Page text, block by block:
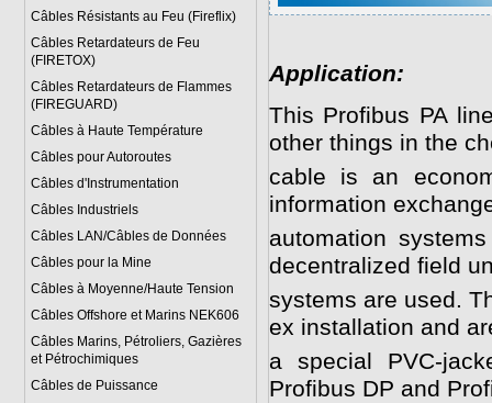
Câbles Résistants au Feu (Fireflix)
Câbles Retardateurs de Feu
(FIRETOX)
Câbles Retardateurs de Flammes
(FIREGUARD)
Câbles à Haute Température
Câbles pour Autoroutes
Câbles d'Instrumentation
Câbles Industriels
Câbles LAN/Câbles de Données
Câbles pour la Mine
Câbles à Moyenne/Haute Tension
Câbles Offshore et Marins NEK606
Câbles Marins, Pétroliers, Gazières
et Pétrochimiques
Câbles de Puissance
Application:
This Profibus PA
other things in the
cable is an
information
automation
decentralized field
systems are used.
ex installation and
a special PVC-
Profibus DP and